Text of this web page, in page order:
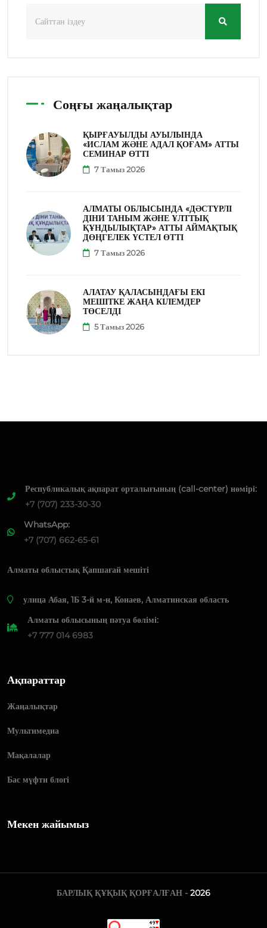
Соңғы жаңалықтар
ҚЫРҒАУЫЛДЫ АУЫЛЫНДА
«ИСЛАМ ЖӘНЕ АДАЛ ҚОҒАМ» АТТЫ
СЕМИНАР ӨТТІ
7 Тамыз 2026
АЛМАТЫ ОБЛЫСЫНДА «ДӘСТҮРЛІ
ДІНИ ТАНЫМ ЖӘНЕ ҰЛТТЫҚ
ҚҰНДЫЛЫҚТАР» АТТЫ АЙМАҚТЫҚ
ДӨҢГЕЛЕК ҮСТЕЛ ӨТТІ
7 Тамыз 2026
АЛАТАУ ҚАЛАСЫНДАҒЫ ЕКІ
МЕШІТКЕ ЖАҢА КІЛЕМДЕР
ТӨСЕЛДІ
5 Тамыз 2026
Республикалық ақпарат орталығының (call-center) нөмірі:
+7 (707) 233-30-30
WhatsApp:
+7 (707) 662-65-61
Алматы облыстық Қапшағай мешіті
​улица Абая, 1Б 3-й м-н, Конаев, Алматинская область
Алматы облысының пәтуа бөлімі:
+7 777 014 6983
Ақпараттар
Жаңалықтар
Мультимедиа
Мақалалар
Бас мүфти блогі
Мекен жайымыз
БАРЛЫҚ ҚҰҚЫҚ ҚОРҒАЛҒАН - 2026